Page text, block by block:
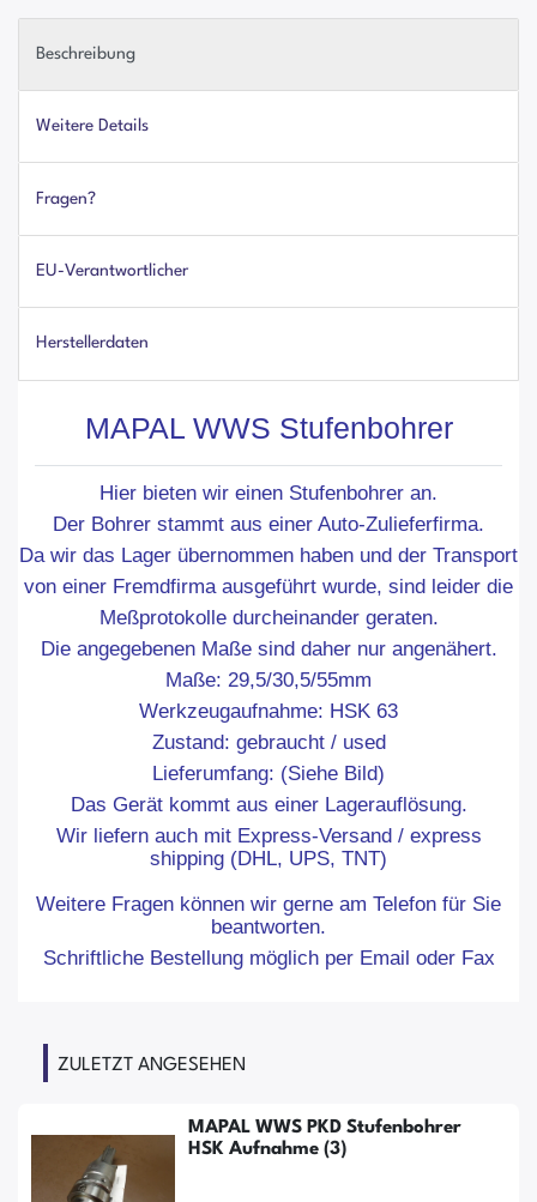
Beschreibung
Weitere Details
Fragen?
EU-Verantwortlicher
Herstellerdaten
MAPAL WWS Stufenbohrer
Hier bieten wir einen Stufenbohrer an.
Der Bohrer stammt aus einer Auto-Zulieferfirma.
Da wir das Lager übernommen haben und der Transport
von einer Fremdfirma ausgeführt wurde, sind leider die
Meßprotokolle durcheinander geraten.
Die angegebenen Maße sind daher nur angenähert.
Maße: 29,5/30,5/55mm
Werkzeugaufnahme: HSK 63
Zustand: gebraucht / used
Lieferumfang: (Siehe Bild)
Das Gerät kommt aus einer Lagerauflösung.
Wir liefern auch mit Express-Versand / express
shipping (DHL, UPS, TNT)
Weitere Fragen können wir gerne am Telefon für Sie
beantworten.
Schriftliche Bestellung möglich per Email oder Fax
ZULETZT ANGESEHEN
MAPAL WWS PKD Stufenbohrer
HSK Aufnahme (3)